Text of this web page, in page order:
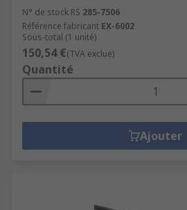
N° de stock RS 285-7506
Référence fabricant EX-6002
Sous-total (1 unité)
150,54 €(TVA exclue)
Quantité
Ajouter